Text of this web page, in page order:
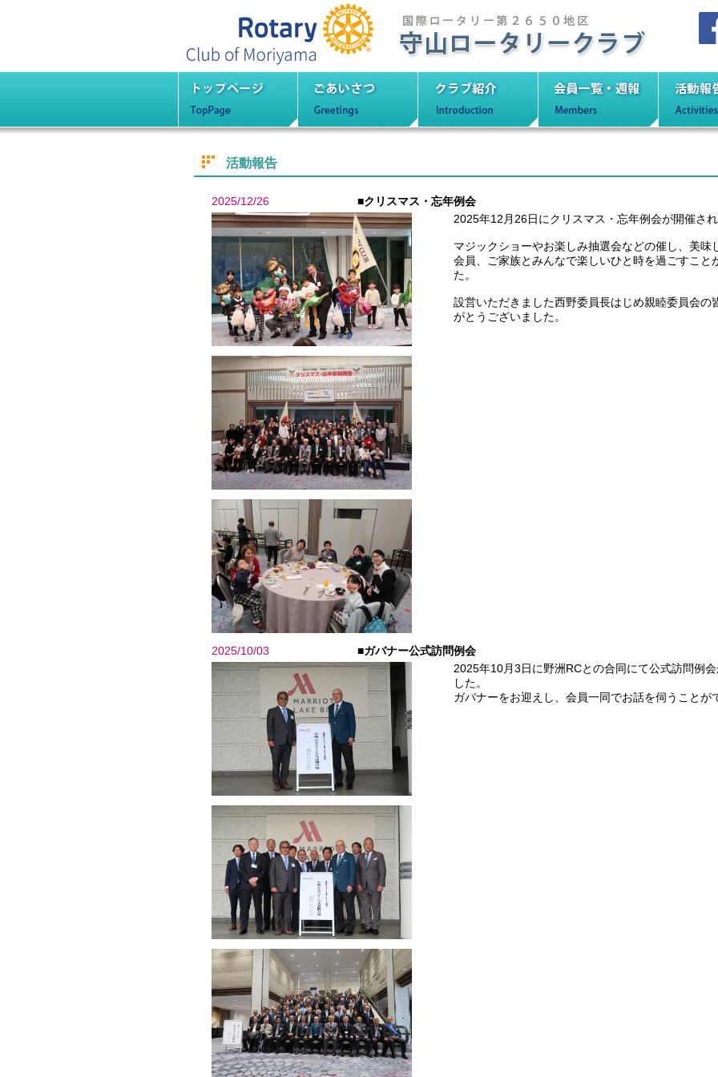
守山ロータリークラブ
活動報告
2025/12/26
■クリスマス・忘年例会
2025年12月26日にクリスマス・忘年例会が開催され
マジックショーやお楽しみ抽選会などの催し、美味
会員、ご家族とみんなで楽しいひと時を過ごすこと
た。
設営いただきました西野委員長はじめ親睦委員会の
がとうございました。
2025/10/03
■ガバナー公式訪問例会
2025年10月3日に野洲RCとの合同にて公式訪問例会
した。
ガバナーをお迎えし、会員一同でお話を伺うことが